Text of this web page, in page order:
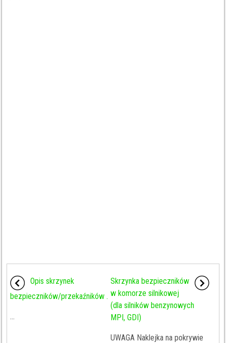
Opis skrzynek
bezpieczników/przekaźników .
...
Skrzynka bezpieczników
w komorze silnikowej
(dla silników benzynowych
MPI, GDI)
UWAGA Naklejka na pokrywie